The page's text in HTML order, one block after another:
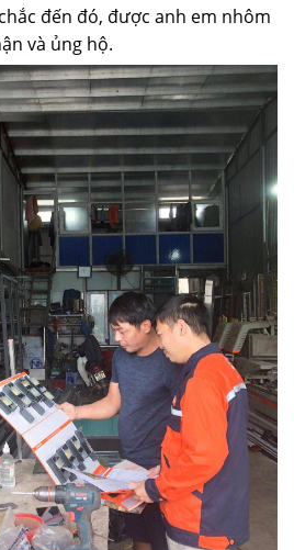
đến đó, được anh em nhôm
và ủng hộ.